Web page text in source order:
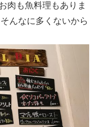
肉も魚料理もありま
んなに多くないから